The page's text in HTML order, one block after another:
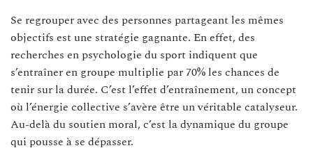
Se regrouper avec des personnes partageant les mêmes
objectifs est une stratégie gagnante. En effet, des
recherches en psychologie du sport indiquent que
s’entraîner en groupe multiplie par 70% les chances de
tenir sur la durée. C’est l’effet d’entraînement, un concept
où l’énergie collective s’avère être un véritable catalyseur.
Au-delà du soutien moral, c’est la dynamique du groupe
qui pousse à se dépasser.